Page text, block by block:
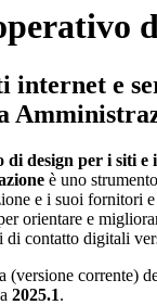
internet e
design per i siti e
è uno
e i suoi fornitori
orientare e
di contatto digitali
(versione corrente)
2025.1.